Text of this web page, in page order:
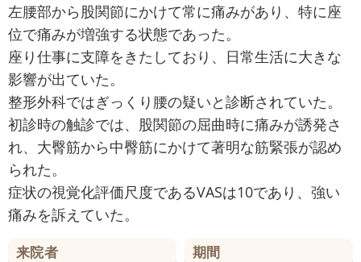
左腰部から股関節にかけて常に痛みがあり、特に座
位で痛みが増強する状態であった。
座り仕事に支障をきたしており、日常生活に大きな
影響が出ていた。
整形外科ではぎっくり腰の疑いと診断されていた。
初診時の触診では、股関節の屈曲時に痛みが誘発さ
れ、大臀筋から中臀筋にかけて著明な筋緊張が認め
られた。
症状の視覚化評価尺度であるVASは10であり、強い
痛みを訴えていた。
来院者 期間